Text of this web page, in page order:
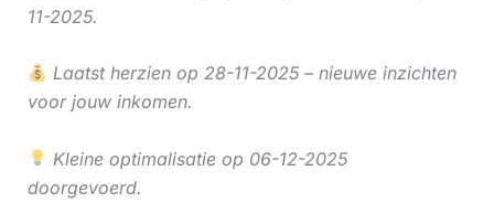
11-2025.
Laatst herzien op 28-11-2025 – nieuwe inzichten
voor jouw inkomen.
Kleine optimalisatie op 06-12-2025
doorgevoerd.